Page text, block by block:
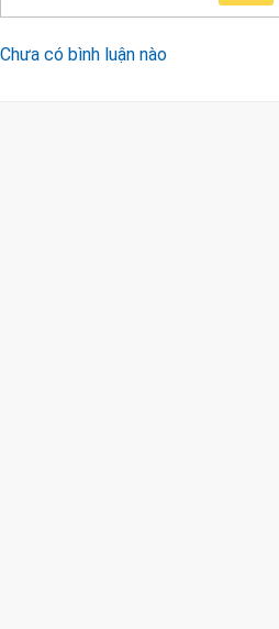
Chưa có bình luận nào